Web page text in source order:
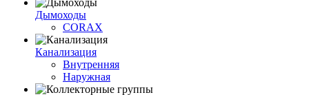
Дымоходы
CORAX
Канализация
Внутренняя
Наружная